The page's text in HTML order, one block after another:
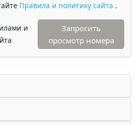
Правила и политику сайта .
и
Запросить
просмотр номера